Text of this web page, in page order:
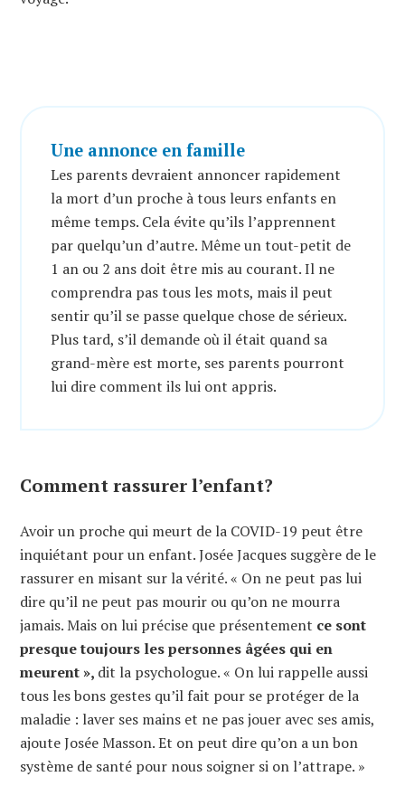
Une annonce en famille
Les parents devraient annoncer rapidement
la mort d’un proche à tous leurs enfants en
même temps. Cela évite qu’ils l’apprennent
par quelqu’un d’autre. Même un tout-petit de
1 an ou 2 ans doit être mis au courant. Il ne
comprendra pas tous les mots, mais il peut
sentir qu’il se passe quelque chose de sérieux.
Plus tard, s’il demande où il était quand sa
grand-mère est morte, ses parents pourront
lui dire comment ils lui ont appris.
Comment rassurer l’enfant?
Avoir un proche qui meurt de la COVID-19 peut être
inquiétant pour un enfant. Josée Jacques suggère de le
rassurer en misant sur la vérité. « On ne peut pas lui
dire qu’il ne peut pas mourir ou qu’on ne mourra
jamais. Mais on lui précise que présentement ce sont
presque toujours les personnes âgées qui en
meurent », dit la psychologue. « On lui rappelle aussi
tous les bons gestes qu’il fait pour se protéger de la
maladie : laver ses mains et ne pas jouer avec ses amis,
ajoute Josée Masson. Et on peut dire qu’on a un bon
système de santé pour nous soigner si on l’attrape. »